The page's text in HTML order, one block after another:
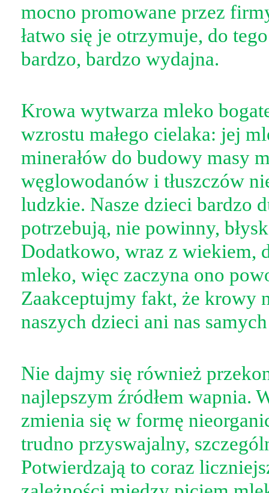
mocno promowane przez
łatwo się je otrzymuje, do
bardzo, bardzo wydajna.
Krowa wytwarza mleko
wzrostu małego cielaka: jej
minerałów do budowy masy
węglowodanów i tłuszczów
ludzkie. Nasze dzieci bardzo
potrzebują, nie powinny,
Dodatkowo, wraz z wiekiem,
mleko, więc zaczyna ono
Zaakceptujmy fakt, że krowy
naszych dzieci ani nas
Nie dajmy się również
najlepszym źródłem wapnia.
zmienia się w formę
trudno przyswajalny,
Potwierdzają to coraz